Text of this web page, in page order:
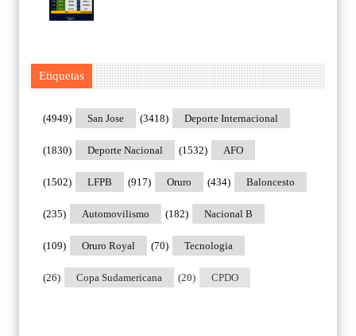
Etiquetas
San Jose
(4949) Deporte Internacional
(3418)
Deporte Nacional
(1830) AFO
(1532)
LFPB
(1502) Oruro
(917) Baloncesto
(434)
Automovilismo
(235) Nacional B
(182)
Oruro Royal
(109) Tecnologia
(70)
Copa Sudamericana
(26) CPDO
(20)